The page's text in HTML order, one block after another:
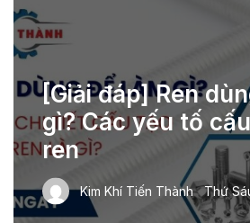
[Giải đáp] Ren
gì? Các yếu tố
ren
Kim Khí Tiến Thành Thứ